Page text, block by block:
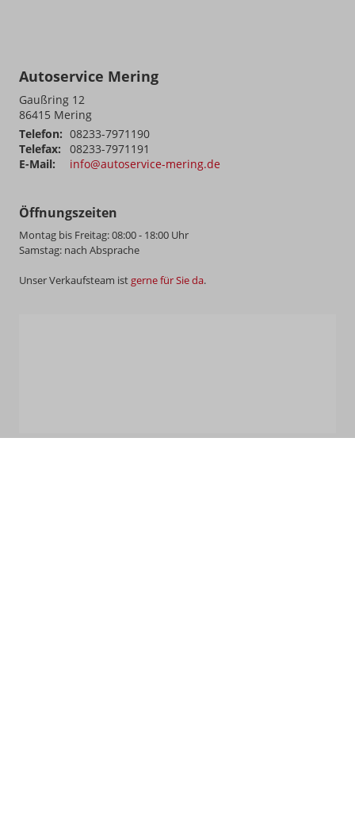
Autoservice Mering
Gaußring 12
86415 Mering
Telefon: 08233-7971190
Telefax:
08233-7971191
E-Mail:
info@autoservice-mering.de
Öffnungszeiten
Montag bis Freitag: 08:00 - 18:00 Uhr
Samstag: nach Absprache
Unser Verkaufsteam ist gerne für Sie da.